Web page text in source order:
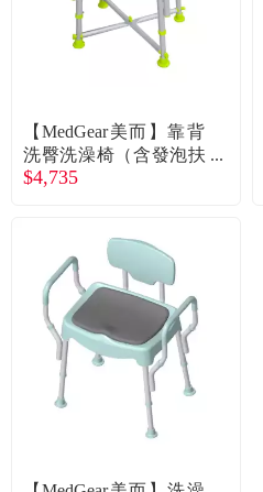
美容／個人清潔
寵物
優惠活動
關於我們
合作提案
優惠券領取
登入
【MedGear美而】靠背
洗臀洗澡椅（含發泡扶
手）蘋果綠（廠商直
$4,735